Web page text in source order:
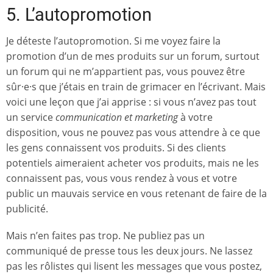
5. L’autopromotion
Je déteste l’autopromotion. Si me voyez faire la
promotion d’un de mes produits sur un forum, surtout
un forum qui ne m’appartient pas, vous pouvez être
sûr·e·s que j’étais en train de grimacer en l’écrivant. Mais
voici une leçon que j’ai apprise : si vous n’avez pas tout
un servicecommunication et marketingà votre
disposition, vous ne pouvez pas vous attendre à ce que
les gens connaissent vos produits. Si des clients
potentiels aimeraient acheter vos produits, mais ne les
connaissent pas, vous vous rendez à vous et votre
public un mauvais service en vous retenant de faire de la
publicité.
Mais n’en faites pas trop. Ne publiez pas un
communiqué de presse tous les deux jours. Ne lassez
pas les rôlistes qui lisent les messages que vous postez,